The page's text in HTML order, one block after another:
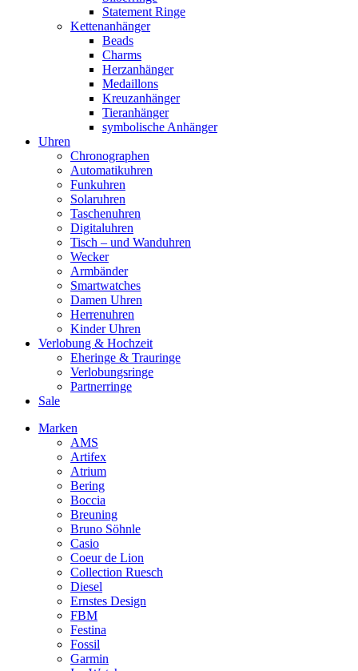
Statement Ringe
Kettenanhänger
Beads
Charms
Herzanhänger
Medaillons
Kreuzanhänger
Tieranhänger
symbolische Anhänger
Uhren
Chronographen
Automatikuhren
Funkuhren
Solaruhren
Taschenuhren
Digitaluhren
Tisch – und Wanduhren
Wecker
Armbänder
Smartwatches
Damen Uhren
Herrenuhren
Kinder Uhren
Verlobung & Hochzeit
Eheringe & Trauringe
Verlobungsringe
Partnerringe
Sale
Marken
AMS
Artifex
Atrium
Bering
Boccia
Breuning
Bruno Söhnle
Casio
Coeur de Lion
Collection Ruesch
Diesel
Ernstes Design
FBM
Festina
Fossil
Garmin